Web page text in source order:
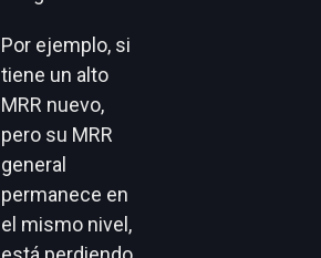
Por ejemplo, si
tiene un alto
MRR nuevo,
pero su MRR
general
permanece en
el mismo nivel,